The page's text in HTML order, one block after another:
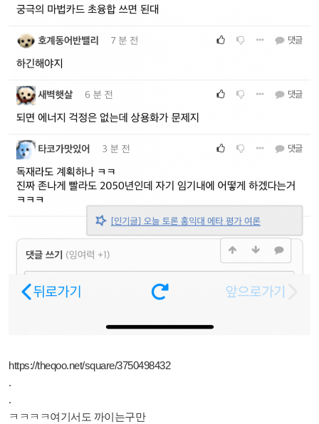
https://theqoo.net/square/3750498432
.
.
ㅋㅋㅋㅋ여기서도 까이는구만